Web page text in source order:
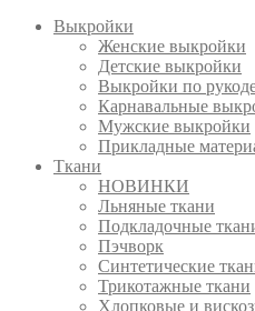
Выкройки
Женские выкройки
Детские выкройки
Выкройки по
Карнавальные
Мужские выкройки
Прикладные
Ткани
НОВИНКИ
Льняные ткани
Подкладочные
Пэчворк
Синтетические
Трикотажные ткани
Хлопковые и